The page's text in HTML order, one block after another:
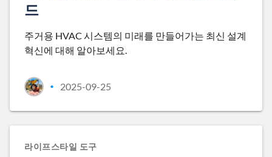
드
주거용 HVAC 시스템의 미래를 만들어가는 최신 설계
혁신에 대해 알아보세요.
• 2025-09-25
라이프스타일 도구